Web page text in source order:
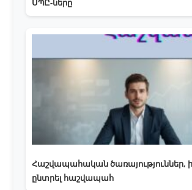
ՍՊԸ-ները
Հաշվապահական ծառայություններ,
ընտրել հաշվապահ